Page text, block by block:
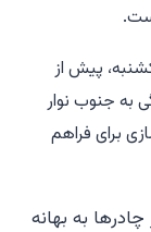
پیش از
به جنوب نوار
برای فراهم
به بهانه